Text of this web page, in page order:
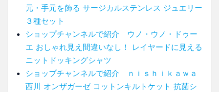
元・手元を飾る サージカルステンレス ジュエリー
３種セット
ショップチャンネルで紹介 ウノ・ウノ・ドゥー
エ おしゃれ見え間違いなし！ レイヤードに見える
ニットドッキングシャツ
ショップチャンネルで紹介 ｎｉｓｈｉｋａｗａ
西川 オンザガーゼ コットンキルトケット 抗菌シ